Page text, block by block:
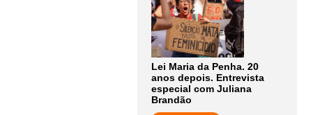
Lei Maria da Penha. 20
anos depois. Entrevista
especial com Juliana
Brandão